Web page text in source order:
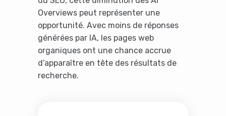
Overviews peut représenter une
opportunité. Avec moins de réponses
générées par IA, les pages web
organiques ont une chance accrue
d’apparaître en tête des résultats de
recherche.